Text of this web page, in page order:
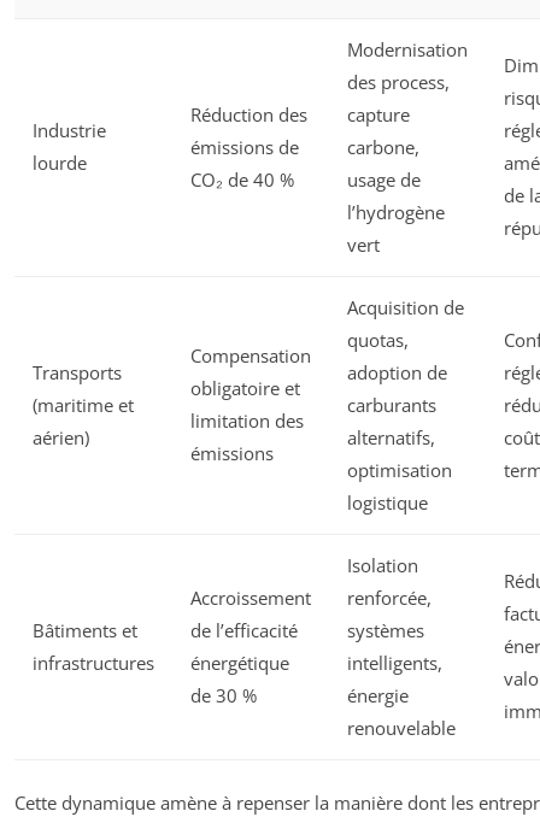
Industrie
lourde
Réduction des
émissions de
CO₂ de 40 %
Modernisation
des process,
capture
carbone,
usage de
l’hydrogène
vert
de
Transports
(maritime et
aérien)
Compensation
obligatoire et
limitation des
émissions
Acquisition de
quotas,
adoption de
carburants
alternatifs,
optimisation
logistique
Bâtiments et
infrastructures
Accroissement
de l’efficacité
énergétique
de 30 %
Isolation
renforcée,
systèmes
intelligents,
énergie
renouvelable
Cette dynamique amène à repenser la manière dont les